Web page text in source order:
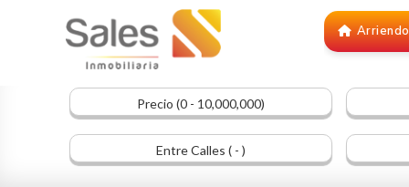
Arriendo
Precio (0 - 10,000,000)
Entre Calles ( - )